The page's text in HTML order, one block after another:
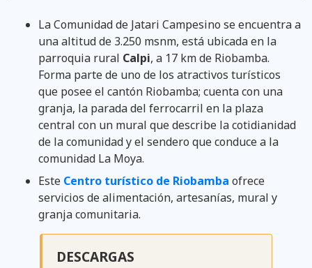
La Comunidad de Jatari Campesino se encuentra a
una altitud de 3.250 msnm, está ubicada en la
parroquia rural Calpi, a 17 km de Riobamba.
Forma parte de uno de los atractivos turísticos
que posee el cantón Riobamba; cuenta con una
granja, la parada del ferrocarril en la plaza
central con un mural que describe la cotidianidad
de la comunidad y el sendero que conduce a la
comunidad La Moya.
Este Centro turístico de Riobamba ofrece
servicios de alimentación, artesanías, mural y
granja comunitaria.
DESCARGAS